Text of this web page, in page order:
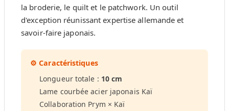
la broderie, le quilt et le patchwork. Un outil
d'exception réunissant expertise allemande et
savoir-faire japonais.
⚙️ Caractéristiques
Longueur totale : 10 cm
Lame courbée acier japonais Kaï
Collaboration Prym × Kaï